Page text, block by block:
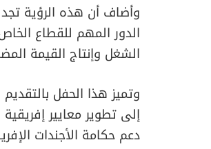
وأضاف أن هذه الرؤية تجد
الدور المهم للقطاع
الشغل وإنتاج القيمة
وتميز هذا الحفل
إلى تطوير معايير
دعم حكامة الأجندات